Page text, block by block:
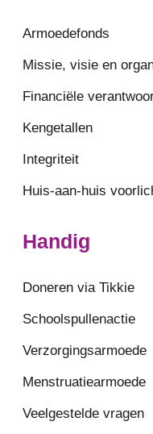
Armoedefonds
Missie, visie en
Financiële
Kengetallen
Integriteit
Huis-aan-huis
Handig
Doneren via Tikkie
Schoolspullenactie
Verzorgingsarmoede
Menstruatiearmoede
Veelgestelde vragen